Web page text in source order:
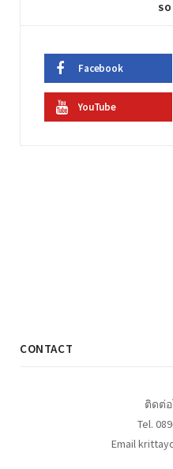
Facebook
YouTube
CONTACT
ติดต่
Tel.
Email